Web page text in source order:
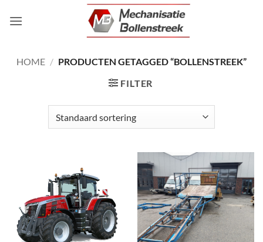
naar
HOME / PRODUCTEN GETAGGED “BOLLENSTREEK”
FILTER